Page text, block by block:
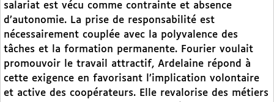
salariat est vécu comme contrainte et absence
d’autonomie. La prise de responsabilité est
nécessairement couplée avec la polyvalence des
tâches et la formation permanente. Fourier voulait
promouvoir le travail attractif, Ardelaine répond à
cette exigence en favorisant l’implication volontaire
et active des coopérateurs. Elle revalorise des métiers